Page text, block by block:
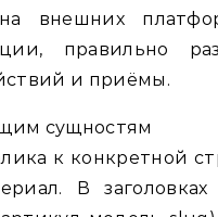
внешних
правильно
и приёмы.
сущностям
к конкретной
В